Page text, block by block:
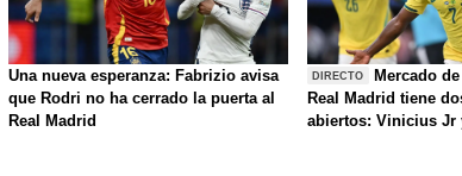
Una nueva esperanza: Fabrizio avisa
que Rodri no ha cerrado la puerta al
Real Madrid
DIRECTO
Mercado
Real Madrid tiene
abiertos: Vinicius Jr